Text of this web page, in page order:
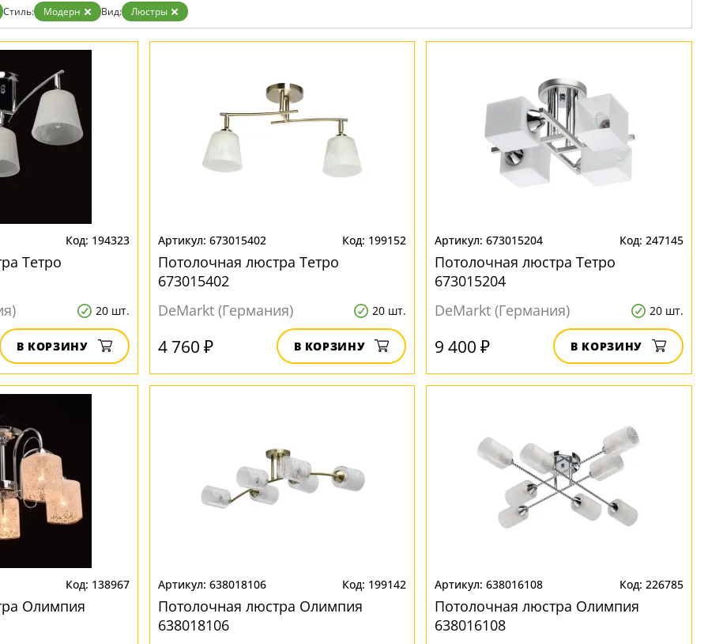
Бронза
Золото
Прозрачные
Хром
Черные
Стиль: Модерн Вид: Люстры
194323
Тетро
20 шт.
В КОРЗИНУ
673015402 199152
Потолочная люстра Тетро
673015402
DeMarkt (Германия)
20 шт.
4 760 ₽ В КОРЗИНУ
673015204 247145
Потолочная люстра Тетро
673015204
DeMarkt (Германия)
20 шт.
9 400 ₽ В КОРЗИНУ
138967
Олимпия
638018106 199142
Потолочная люстра Олимпия
638018106
638016108 226785
Потолочная люстра Олимпия
638016108